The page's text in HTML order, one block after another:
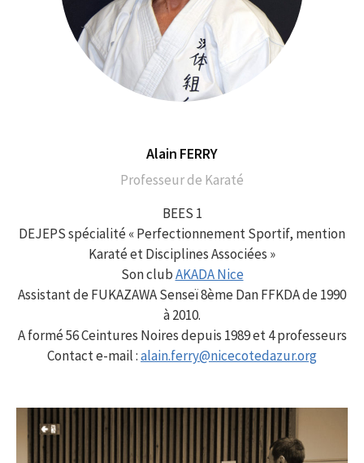
Alain FERRY
Professeur de Karaté
BEES 1
DEJEPS spécialité « Perfectionnement Sportif, mention
Karaté et Disciplines Associées »
Son clubAKADA Nice
Assistant de FUKAZAWA Senseï 8ème Dan FFKDA de 1990
à 2010.
A formé 56 Ceintures Noires depuis 1989 et 4 professeurs
Contact e-mail :alain.ferry@nicecotedazur.org